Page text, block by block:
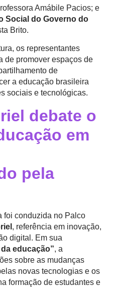
Amábile Pacios; e
Social do Governo do
Brito.
os representantes
de promover espaços de
de
a educação brasileira
sociais e tecnológicas.
debate o
em
pela
foi conduzida no Palco
, referência em inovação,
digital. Em sua
educação”, a
sobre as mudanças
novas tecnologias e os
formação de estudantes e